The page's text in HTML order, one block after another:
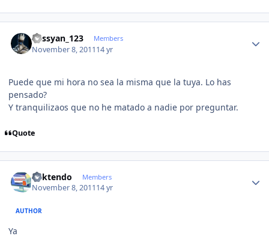
kassyan_123 Members
November 8, 201114 yr
Puede que mi hora no sea la misma que la tuya. Lo has
pensado?
Y tranquilizaos que no he matado a nadie por preguntar.
Quote
ricktendo Members
November 8, 201114 yr
AUTHOR
Ya